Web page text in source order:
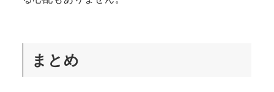
まとめ